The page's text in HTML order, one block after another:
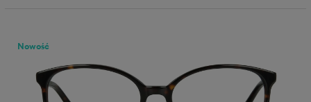
Nowość